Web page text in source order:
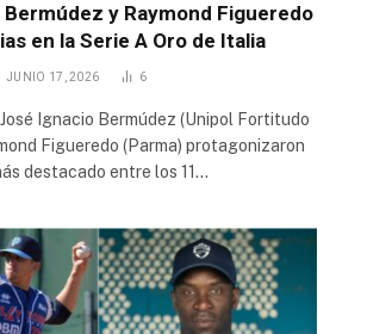
y Raymond Figueredo
en la Serie A Oro de Italia
JUNIO 17, 2026 6
Ignacio Bermúdez (Unipol Fortitudo
Figueredo (Parma) protagonizaron
destacado entre los 11…